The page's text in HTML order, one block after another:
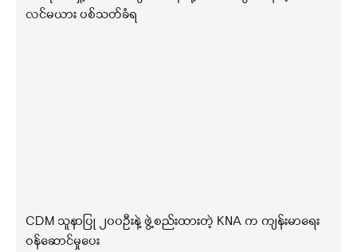
လင်မယား ပစ်သတ်ခံရ
CDM သူနာပြု ၂၀၀ဦးနဲ့ ဖွဲ့စည်းထားတဲ့ KNA က ကျန်းမာရေး
ဝန်ဆောင်မှုပေး